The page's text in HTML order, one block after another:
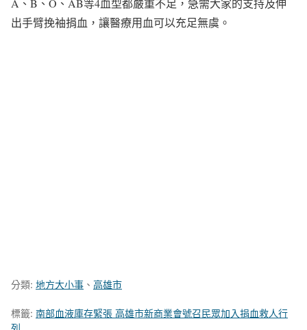
A、B、O、AB等4血型都嚴重不足，急需大家的支持及伸
出手臂挽袖捐血，讓醫療用血可以充足無虞。
分類: 地方大小事 、 高雄市
標籤: 南部血液庫存緊張 高雄市新商業會號召民眾加入捐血救人行
列